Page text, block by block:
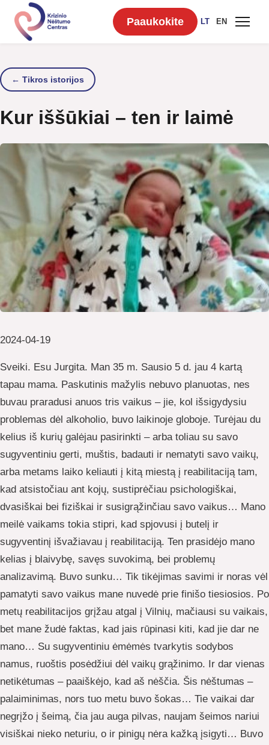
Paaukokite LT EN
← Tikros istorijos
Kur iššūkiai – ten ir laimė
2024-04-19
Sveiki. Esu Jurgita. Man 35 m. Sausio 5 d. jau 4 kartą
tapau mama. Paskutinis mažylis nebuvo planuotas, nes
buvau praradusi anuos tris vaikus – jie, kol išsigydysiu
problemas dėl alkoholio, buvo laikinoje globoje. Turėjau du
kelius iš kurių galėjau pasirinkti – arba toliau su savo
sugyventiniu gerti, muštis, badauti ir nematyti savo vaikų,
arba metams laiko keliauti į kitą miestą į reabilitaciją tam,
kad atsistočiau ant kojų, sustiprėčiau psichologiškai,
dvasiškai bei fiziškai ir susigrąžinčiau savo vaikus… Mano
meilė vaikams tokia stipri, kad spjovusi į butelį ir
sugyventinį išvažiavau į reabilitaciją. Ten prasidėjo mano
kelias į blaivybę, savęs suvokimą, bei problemų
analizavimą. Buvo sunku… Tik tikėjimas savimi ir noras vėl
pamatyti savo vaikus mane nuvedė prie finišo tiesiosios. Po
metų reabilitacijos grįžau atgal į Vilnių, mačiausi su vaikais,
bet mane žudė faktas, kad jais rūpinasi kiti, kad jie dar ne
mano… Su sugyventiniu ėmėmės tvarkytis sodybos
namus, ruoštis posėdžiui dėl vaikų grąžinimo. Ir dar vienas
netikėtumas – paaiškėjo, kad aš nėščia. Šis nėštumas –
palaiminimas, nors tuo metu buvo šokas… Tie vaikai dar
negrįžo į šeimą, čia jau auga pilvas, naujam šeimos nariui
visiškai nieko neturiu, o ir pinigų nėra kažką įsigyti… Buvo